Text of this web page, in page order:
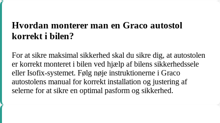
Hvordan monterer man en Graco autostol
korrekt i bilen?
For at sikre maksimal sikkerhed skal du sikre dig, at autostolen
er korrekt monteret i bilen ved hjælp af bilens sikkerhedssele
eller Isofix-systemet. Følg nøje instruktionerne i Graco
autostolens manual for korrekt installation og justering af
selerne for at sikre en optimal pasform og sikkerhed.